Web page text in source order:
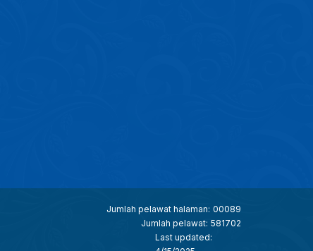
Jumlah pelawat halaman: 00089
Jumlah pelawat: 581702
Last updated: